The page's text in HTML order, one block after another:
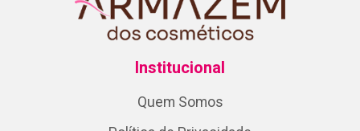
Institucional
Quem Somos